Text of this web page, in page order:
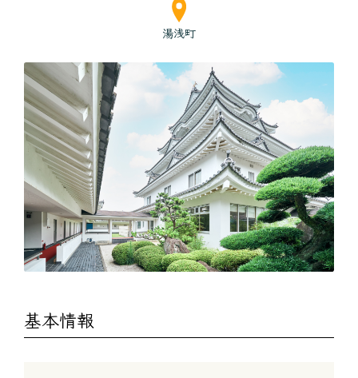
湯浅町
基本情報